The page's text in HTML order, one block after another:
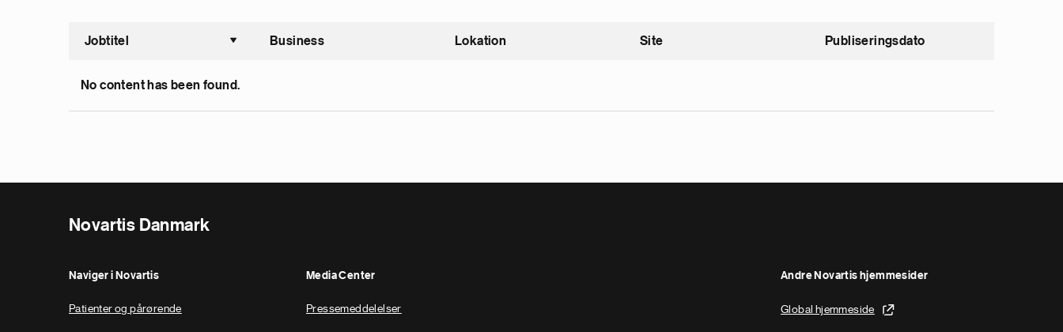
Jobtitel
Sortér stigende
Business Lokation Site Publiseringsdato
No content has been found.
Novartis Danmark
Naviger i Novartis
Patienter og pårørende
Media Center
Pressemeddelelser
Andre Novartis hjemmesider
Global hjemmeside